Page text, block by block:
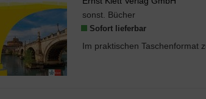
sonst. Bücher
Sofort lieferbar